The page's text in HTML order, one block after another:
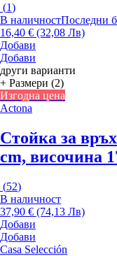
(1)
В наличностПоследни
16,40 € (32,08 Лв)
Добави
Добави
други варианти
+ Размери (2)
Изгодна цена
Actona
Стойка за
cm, височина
(52)
В наличност
37,90 € (74,13 Лв)
Добави
Добави
Casa Selección